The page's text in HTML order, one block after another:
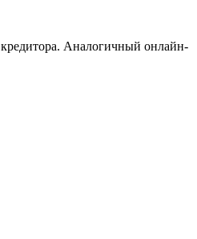
кредитора. Аналогичный онлайн-